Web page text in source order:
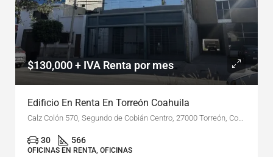
$130,000 + IVA Renta por mes
Edificio En Renta En Torreón Coahuila
30 566
OFICINAS EN RENTA, OFICINAS